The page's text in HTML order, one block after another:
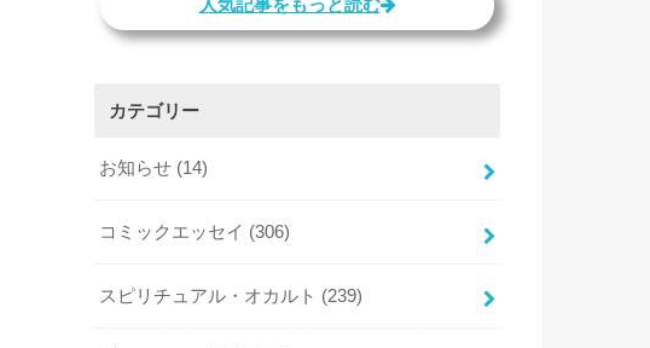
人気記事をもっと読む
カテゴリー
お知らせ (14)
コミックエッセイ (306)
スピリチュアル・オカルト (239)